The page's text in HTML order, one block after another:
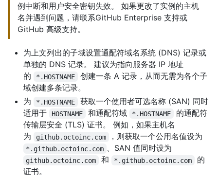
例中断和用户安全密钥失效。 如果更改了实例的主机
名并遇到问题，请联系GitHub Enterprise 支持或
GitHub 高级支持。
为上文列出的子域设置通配符域名系统 (DNS) 记录或
单独的 DNS 记录。 建议为指向服务器 IP 地址
的
*.HOSTNAME
创建一条 A 记录，从而无需为各个子
域创建多条记录。
为
*.HOSTNAME
获取一个使用者可选名称 (SAN) 同时
适用于
HOSTNAME 和通配符域 *.HOSTNAME
的通配符
传输层安全 (TLS) 证书。 例如，如果主机名
为
github.octoinc.com ，则获取一个公用名值设为
*.github.octoinc.com 、SAN 值同时设为
github.octoinc.com 和 *.github.octoinc.com
的
证书。